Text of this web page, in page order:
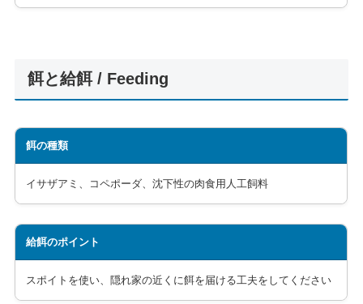
餌と給餌 / Feeding
餌の種類
イサザアミ、コペポーダ、沈下性の肉食用人工飼料
給餌のポイント
スポイトを使い、隠れ家の近くに餌を届ける工夫をしてください